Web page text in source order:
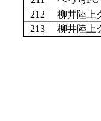
212
柳井陸上
213
柳井陸上